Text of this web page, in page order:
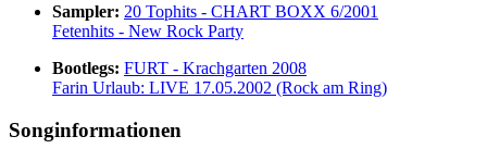
Sampler: 20 Tophits - CHART BOXX 6/2001
Fetenhits - New Rock Party
Bootlegs: FURT - Krachgarten 2008
Farin Urlaub: LIVE 17.05.2002 (Rock am Ring)
Songinformationen